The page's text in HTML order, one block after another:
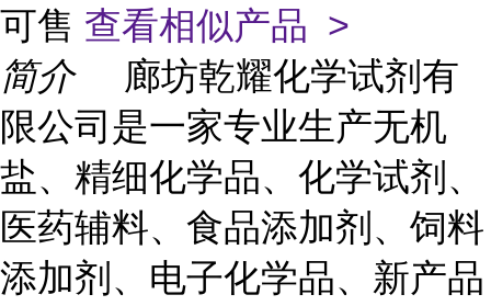
可售 查看相似产品 >
简介
廊坊乾耀化学试剂有
限公司是一家专业生产无机
盐、精细化学品、化学试剂、
医药辅料、食品添加剂、饲料
添加剂、电子化学品、新产品